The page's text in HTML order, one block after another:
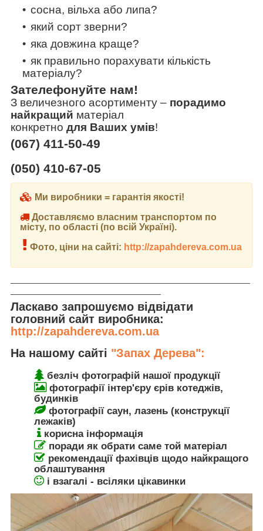
сосна, вільха або липа?
який сорт зверни?
яка довжина краще?
як правильно порахувати кількість
матеріалу?
Зателефонуйте нам!
З величезного асортименту – порадимо
найкращий матеріал
конкретно для Ваших умів!
(067) 411-50-49
(050) 410-67-05
Ми виробники = гарантія якості!
Доставляємо власним транспортом по
місту, по області (по всій Україні).
Фото, ціни на сайті: http://zapahdereva.com.ua
Ласкаво запрошуємо відвідати
головний сайт виробника:
http://zapahdereva.com.ua
На нашому сайті "Запах Дерева":
безліч фотографій нашої продукції
фотографії інтер'єру єрів котеджів,
будинків
фотографії саун, лазень (конструкції
лежаків)
корисна інформація
поради як обрати саме той матеріал
рекомендації фахівців щодо найкращого
облаштування
і взагалі - всіляки цікавинки